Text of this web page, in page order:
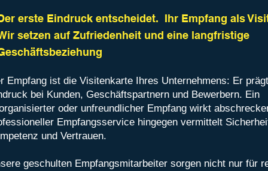
erste Eindruck entscheidet. Ihr Empfang als
setzen auf Zufriedenheit und eine langfristige
Empfang ist die Visitenkarte Ihres Unternehmens: Er
bei Kunden, Geschäftspartnern und Bewerbern. Ein
oder unfreundlicher Empfang wirkt
Empfangsservice hingegen vermittelt
und Vertrauen.
geschulten Empfangsmitarbeiter sorgen nicht nur für